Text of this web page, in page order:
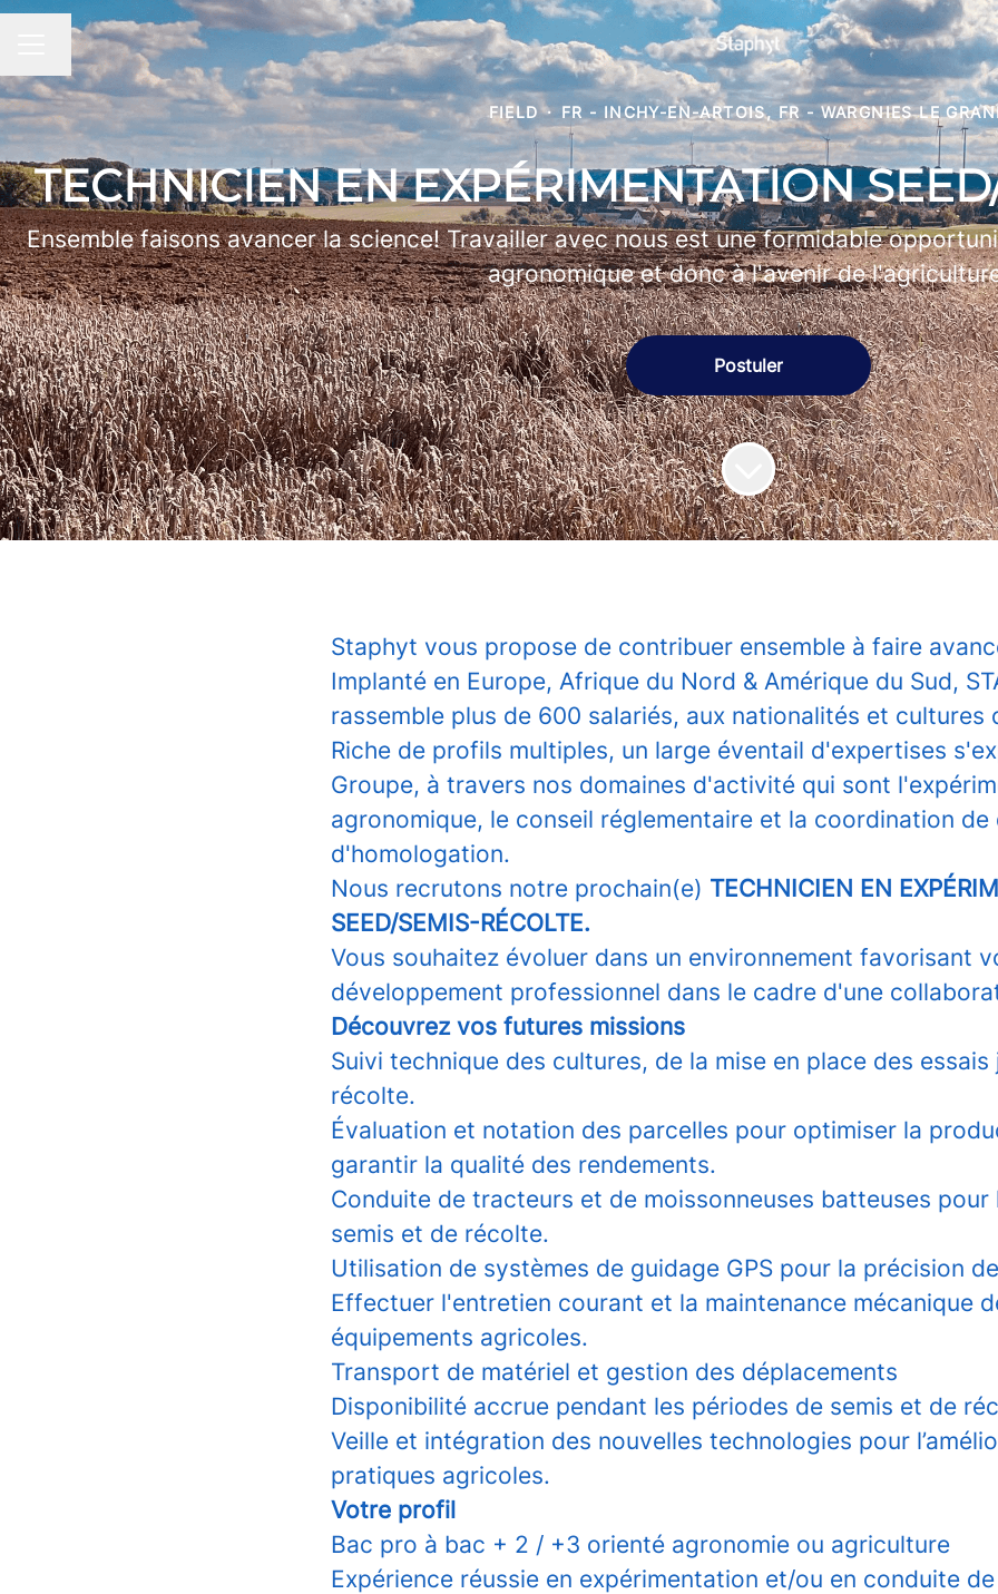
MENU CARRIÈRE
Changer la langue
FIELD · FR - INCHY-EN-ARTOIS, FR - WARGNIES LE
TECHNICIEN EN EXPÉRIMENTATION
Ensemble faisons avancer la science! Travailler avec nous est une formidable
agronomique et donc à l'avenir de
Postuler
Staphyt vous propose de contribuer ensemble à faire
Implanté en Europe, Afrique du Nord & Amérique du Sud,
rassemble plus de 600 salariés, aux nationalités et cultures
Riche de profils multiples, un large éventail d'expertises
Groupe, à travers nos domaines d'activité qui sont
agronomique, le conseil réglementaire et la coordination de
d'homologation.
Nous recrutons notre prochain(e) TECHNICIEN EN
SEED/SEMIS-RÉCOLTE.
Vous souhaitez évoluer dans un environnement favorisant
développement professionnel dans le cadre d'une
Découvrez vos futures missions
Suivi technique des cultures, de la mise en place des essais
récolte.
Évaluation et notation des parcelles pour optimiser la
garantir la qualité des rendements.
Conduite de tracteurs et de moissonneuses batteuses pour
semis et de récolte.
Utilisation de systèmes de guidage GPS pour la précision
Effectuer l'entretien courant et la maintenance mécanique
équipements agricoles.
Transport de matériel et gestion des déplacements
Disponibilité accrue pendant les périodes de semis et de
Veille et intégration des nouvelles technologies pour
pratiques agricoles.
Votre profil
Bac pro à bac + 2 / +3 orienté agronomie ou agriculture
Expérience réussie en expérimentation et/ou en conduite